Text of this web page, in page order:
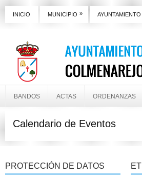
INICIO MUNICIPIO » AYUNTAMIENTO
BANDOS ACTAS ORDENANZAS
Calendario de Eventos
PROTECCIÓN DE DATOS